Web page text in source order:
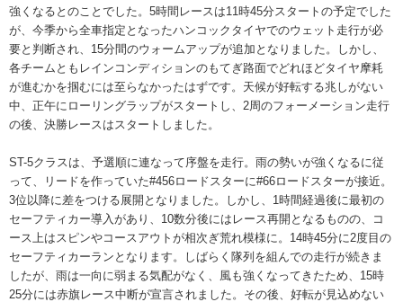
強くなるとのことでした。5時間レースは11時45分スタートの予定でした
が、今季から全車指定となったハンコックタイヤでのウェット走行が必
要と判断され、15分間のウォームアップが追加となりました。しかし、
各チームともレインコンディションのもてぎ路面でどれほどタイヤ摩耗
が進むかを掴むには至らなかったはずです。天候が好転する兆しがない
中、正午にローリングラップがスタートし、2周のフォーメーション走行
の後、決勝レースはスタートしました。
ST-5クラスは、予選順に連なって序盤を走行。雨の勢いが強くなるに従
って、リードを作っていた#456ロードスターに#66ロードスターが接近。
3位以降に差をつける展開となりました。しかし、1時間経過後に最初の
セーフティカー導入があり、10数分後にはレース再開となるものの、コ
ース上はスピンやコースアウトが相次ぎ荒れ模様に。14時45分に2度目の
セーフティカーランとなります。しばらく隊列を組んでの走行が続きま
したが、雨は一向に弱まる気配がなく、風も強くなってきたため、15時
25分には赤旗レース中断が宣言されました。その後、好転が見込めない